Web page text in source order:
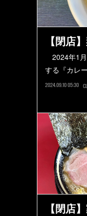
【閉店
2024年1
する『カレ
2024.09.10 05:30
【閉店